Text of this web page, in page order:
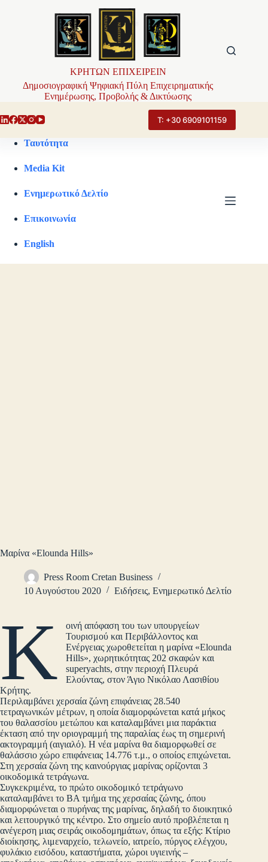
ΚΡΗΤΩΝ ΕΠΙΧΕΙΡΕΙΝ
Δημοσιογραφική Ψηφιακή Πύλη Επιχειρηματικής
Ενημέρωσης, Προβολής & Δικτύωσης
Τ: +30 6909101159
Ταυτότητα
Media Kit
Ενημερωτικό Δελτίο
Επικοινωνία
English
Μαρίνα «Elounda Hills»
Press Room Cretan Business
10 Αυγούστου 2020
Ειδήσεις, Ενημερωτικό Δελτίο
Κ
οινή απόφαση του των υπουργείων
Τουρισμού και Περιβάλλοντος και
Ενέργειας χωροθετείται η μαρίνα «Elounda
Hills», χωρητικότητας 202 σκαφών και
superyachts, στην περιοχή Πλευρά
Ελούντας, στον Άγιο Νικόλαο Λασιθίου
Κρήτης.
Περιλαμβάνει χερσαία ζώνη επιφάνειας 28.540
τετραγωνικών μέτρων, η οποία διαμορφώνεται κατά μήκος
του θαλασσίου μετώπου και καταλαμβάνει μια παράκτια
έκταση από την οριογραμμή της παραλίας έως τη σημερινή
ακτογραμμή (αιγιαλό). Η νέα μαρίνα θα διαμορφωθεί σε
θαλάσσιο χώρο επιφάνειας 14.776 τ.μ., ο οποίος επιχώνεται.
Στη χερσαία ζώνη της καινούργιας μαρίνας ορίζονται 3
οικοδομικά τετράγωνα.
Συγκεκριμένα, το πρώτο οικοδομικό τετράγωνο
καταλαμβάνει το ΒΑ τμήμα της χερσαίας ζώνης, όπου
διαμορφώνεται ο πυρήνας της μαρίνας, δηλαδή το διοικητικό
και λειτουργικό της κέντρο. Στο σημείο αυτό προβλέπεται η
ανέγερση μιας σειράς οικοδομημάτων, όπως τα εξής: Κτίριο
διοίκησης, λιμεναρχείο, τελωνείο, ιατρείο, πύργος ελέγχου,
φυλάκιο εισόδου, καταστήματα, χώροι υγιεινής –